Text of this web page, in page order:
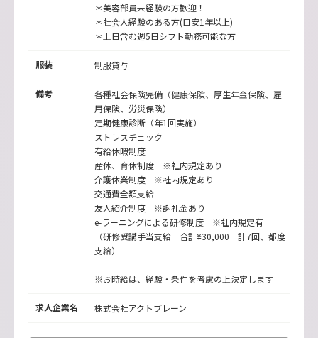
＊美容部員未経験の方歓迎！
＊社会人経験のある方(目安1年以上)
＊土日含む週5日シフト勤務可能な方
服装 制服貸与
備考
各種社会保険完備（健康保険、厚生年金保険、雇
用保険、労災保険）
定期健康診断（年1回実施）
ストレスチェック
有給休暇制度
産休、育休制度 ※社内規定あり
介護休業制度 ※社内規定あり
交通費全額支給
友人紹介制度 ※謝礼金あり
e-ラーニングによる研修制度 ※社内規定有
（研修受講手当支給 合計¥30,000 計7回、都度
支給）
※お時給は、経験・条件を考慮の上決定します
求人企業名 株式会社アクトブレーン